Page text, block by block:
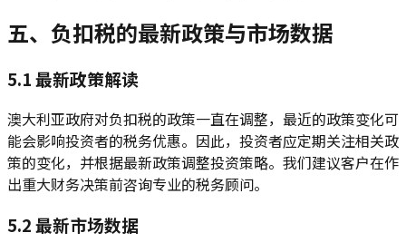
五、负扣税的最新政策与市场数据
5.1 最新政策解读
澳大利亚政府对负扣税的政策一直在调整，最近的政策变化可
能会影响投资者的税务优惠。因此，投资者应定期关注相关政
策的变化，并根据最新政策调整投资策略。我们建议客户在作
出重大财务决策前咨询专业的税务顾问。
5.2 最新市场数据